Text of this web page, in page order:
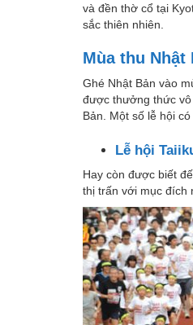
và đền thờ cổ tại
sắc thiên nhiên.
Mùa thu Nhật
Ghé Nhật Bản vào
được thưởng thức vô
Bản. Một số lễ hội
Lễ hội
Hay còn được biết
thị trấn với mục đích